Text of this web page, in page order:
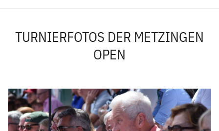
TURNIERFOTOS DER METZINGEN
OPEN